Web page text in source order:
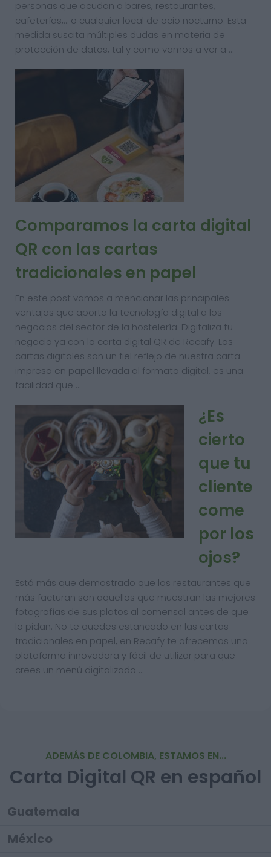
personas que acudan a bares, restaurantes,
cafeterías,… o cualquier local de ocio nocturno. Esta
medida suscita múltiples dudas en materia de
protección de datos, tal y como vamos a ver a …
Comparamos la carta digital
QR con las cartas
tradicionales en papel
En este post vamos a mencionar las principales
ventajas que aporta la tecnología digital a los
negocios del sector de la hostelería. Digitaliza tu
negocio ya con la carta digital QR de Recafy. Las
cartas digitales son un fiel reflejo de nuestra carta
impresa en papel llevada al formato digital, es una
facilidad que …
¿Es
cierto
que tu
cliente
come
por los
ojos?
Está más que demostrado que los restaurantes que
más facturan son aquellos que muestran las mejores
fotografías de sus platos al comensal antes de que
lo pidan. No te quedes estancado en las cartas
tradicionales en papel, en Recafy te ofrecemos una
plataforma innovadora y fácil de utilizar para que
crees un menú digitalizado …
ADEMÁS DE COLOMBIA, ESTAMOS EN...
Carta Digital QR en español
Guatemala
México